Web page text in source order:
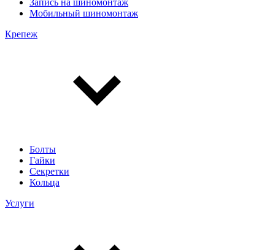
Запись на шиномонтаж
Мобильный шиномонтаж
Крепеж
Болты
Гайки
Секретки
Кольца
Услуги